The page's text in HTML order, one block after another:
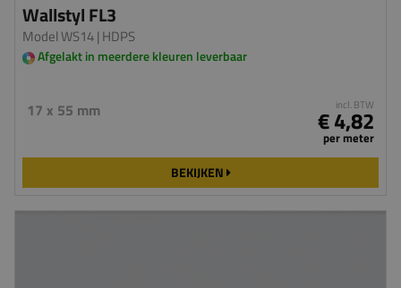
Wallstyl FL3
Model WS14| HDPS
Afgelakt in meerdere kleuren leverbaar
17 x 55 mm incl. BTW
€ 4,82
per meter
BEKIJKEN